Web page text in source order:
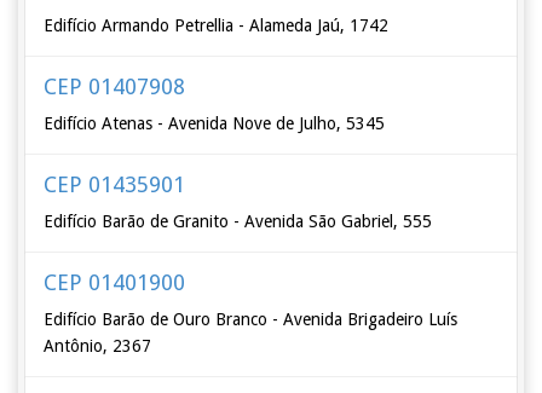
Edifício Armando Petrellia - Alameda Jaú, 1742
CEP 01407908
Edifício Atenas - Avenida Nove de Julho, 5345
CEP 01435901
Edifício Barão de Granito - Avenida São Gabriel, 555
CEP 01401900
Edifício Barão de Ouro Branco - Avenida Brigadeiro Luís
Antônio, 2367